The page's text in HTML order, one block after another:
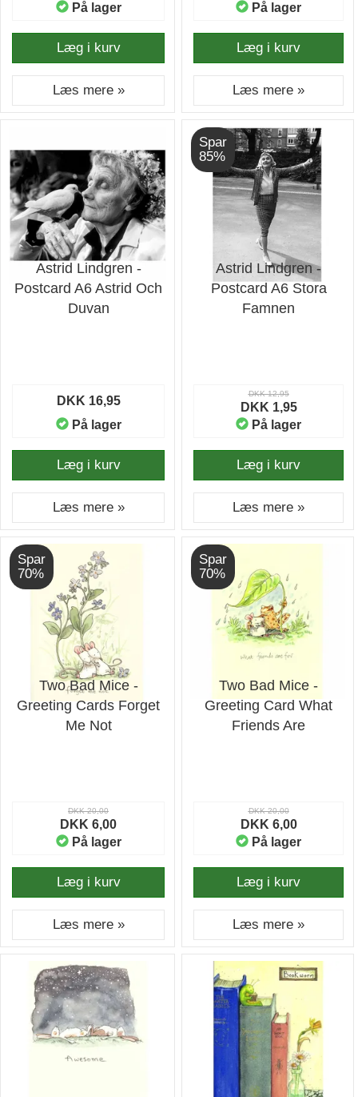
På lager
Læg i kurv
Læs mere »
På lager
Læg i kurv
Læs mere »
Astrid Lindgren -
Postcard A6 Astrid Och
Duvan
DKK 16,95
På lager
Læg i kurv
Læs mere »
Spar
85%
Astrid Lindgren -
Postcard A6 Stora
Famnen
DKK 12,95
DKK 1,95
På lager
Læg i kurv
Læs mere »
Spar
70%
Two Bad Mice -
Greeting Cards Forget
Me Not
DKK 20,00
DKK 6,00
På lager
Læg i kurv
Læs mere »
Spar
70%
Two Bad Mice -
Greeting Card What
Friends Are
DKK 20,00
DKK 6,00
På lager
Læg i kurv
Læs mere »